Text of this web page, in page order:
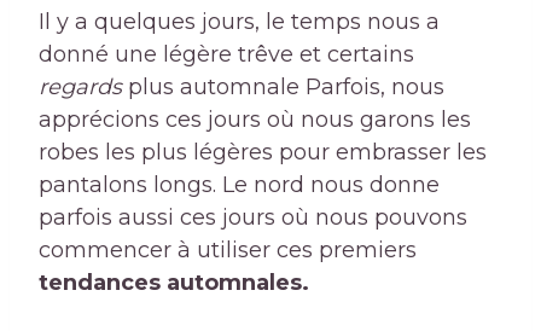
Il y a quelques jours, le temps nous a
donné une légère trêve et certains
regardsplus automnale Parfois, nous
apprécions ces jours où nous garons les
robes les plus légères pour embrasser les
pantalons longs. Le nord nous donne
parfois aussi ces jours où nous pouvons
commencer à utiliser ces premiers
tendances automnales.